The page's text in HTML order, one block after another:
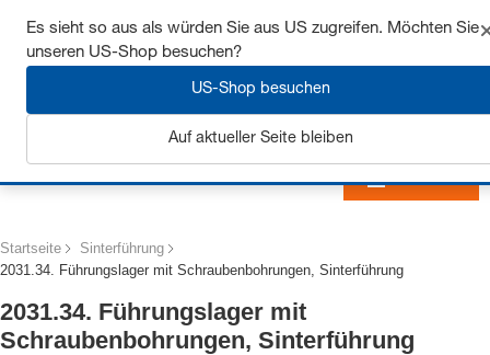
Sichern Sie sich bis zu 7% Rabatt - hier klicken um
mehr zu erfahren
Startseite
Sinterführung
2031.34. Führungslager mit Schraubenbohrungen, Sinterführung
2031.34. Führungslager mit
Schraubenbohrungen, Sinterführung
Es sieht so aus als würden Sie aus US zugreifen. Möchten Sie
unseren US-Shop besuchen?
US-Shop besuchen
Auf aktueller Seite bleiben